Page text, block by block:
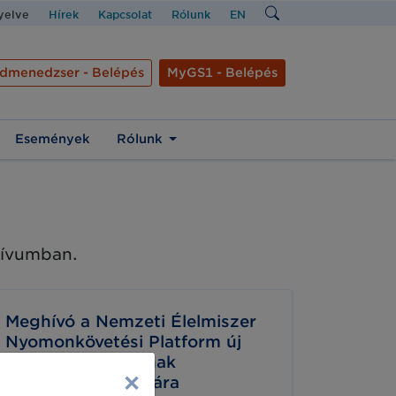
Hírek Kapcsolat Rólunk EN
- Belépés MyGS1 - Belépés
Események Rólunk
Meghívó a Nemzeti Élelmiszer
Nyomonkövetési Platform új
munkacsoportjainak
Nyitókonferenciájára
×